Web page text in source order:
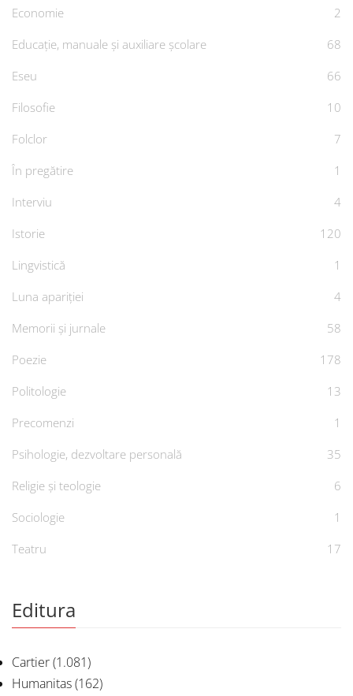
Economie
2
Educație, manuale și auxiliare școlare
68
Eseu
66
Filosofie
10
Folclor
7
În pregătire
1
Interviu
4
Istorie
120
Lingvistică
1
Luna apariției
4
Memorii și jurnale
58
Poezie
178
Politologie
13
Precomenzi
1
Psihologie, dezvoltare personală
35
Religie și teologie
6
Sociologie
1
Teatru
17
Editura
Cartier(1.081)
Humanitas(162)